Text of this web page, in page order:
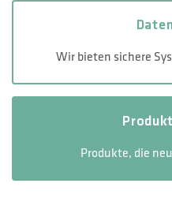
Wir bieten sichere
Produkte, die